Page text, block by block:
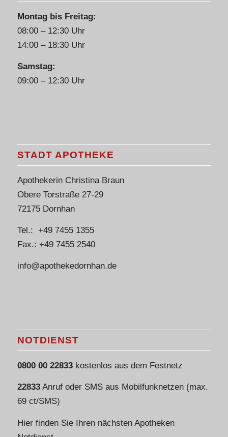
Montag bis Freitag:
08:00 – 12:30 Uhr
14:00 – 18:30 Uhr
Samstag:
09:00 – 12:30 Uhr
STADT APOTHEKE
Apothekerin Christina Braun
Obere Torstraße 27-29
72175 Dornhan
Tel.: +49 7455 1355
Fax.: +49 7455 2540
info@apothekedornhan.de
NOTDIENST
0800 00 22833kostenlos aus dem Festnetz
22833Anruf oder SMS aus Mobilfunknetzen (max.
69 ct/SMS)
Hier finden Sie Ihren nächsten Apotheken